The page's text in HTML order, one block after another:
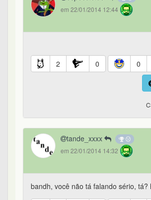
em 22/01/2014 12:44
2 0 0
tande_xxxx
em 22/01/2014 14:32
bandh, você não tá falando sério, tá?